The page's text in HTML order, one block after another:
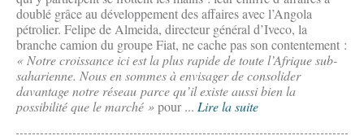
doublé grâce au développement des affaires avec l’Angola
pétrolier. Felipe de Almeida, directeur général d’Iveco, la
branche camion du groupe Fiat, ne cache pas son contentement :
« Notre croissance ici est la plus rapide de toute l’Afrique sub-
saharienne. Nous en sommes à envisager de consolider
davantage notre réseau parce qu’il existe aussi bien la
possibilité que le marché »pour ... Lire la suite